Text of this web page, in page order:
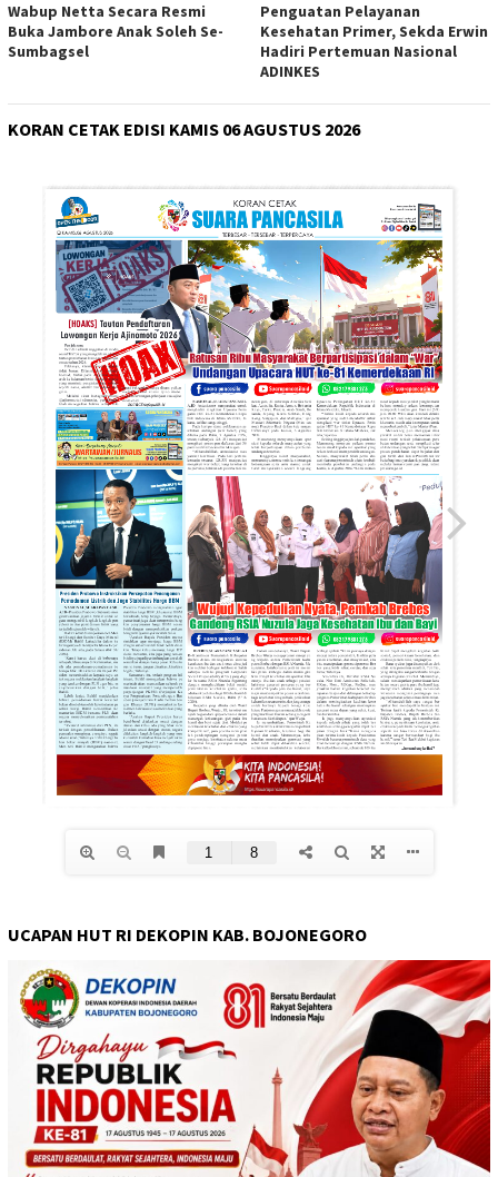
Wabup Netta Secara Resmi
Buka Jambore Anak Soleh Se-
Sumbagsel
Penguatan Pelayanan
Kesehatan Primer, Sekda Erwin
Hadiri Pertemuan Nasional
ADINKES
KORAN CETAK EDISI KAMIS 06 AGUSTUS 2026
UCAPAN HUT RI DEKOPIN KAB. BOJONEGORO